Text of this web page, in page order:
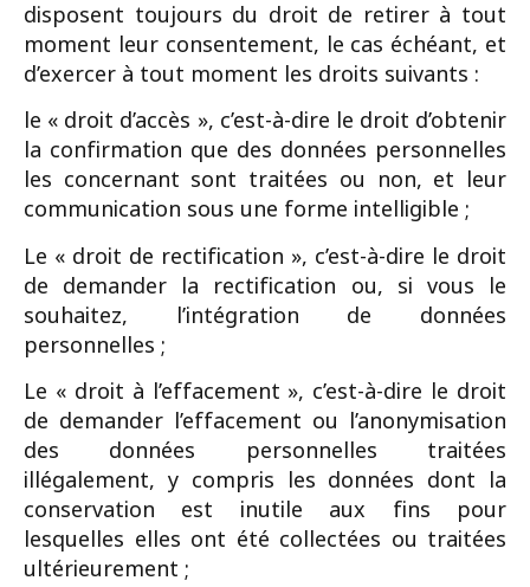
disposent toujours du droit de retirer à tout
moment leur consentement, le cas échéant, et
d’exercer à tout moment les droits suivants :
le « droit d’accès », c’est-à-dire le droit d’obtenir
la confirmation que des données personnelles
les concernant sont traitées ou non, et leur
communication sous une forme intelligible ;
Le « droit de rectification », c’est-à-dire le droit
de demander la rectification ou, si vous le
souhaitez, l’intégration de données
personnelles ;
Le « droit à l’effacement », c’est-à-dire le droit
de demander l’effacement ou l’anonymisation
des données personnelles traitées
illégalement, y compris les données dont la
conservation est inutile aux fins pour
lesquelles elles ont été collectées ou traitées
ultérieurement ;